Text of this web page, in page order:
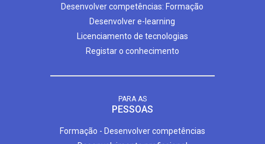
Desenvolver competências: Formação
Desenvolver e-learning
Licenciamento de tecnologias
Registar o conhecimento
PARA AS
PESSOAS
Formação - Desenvolver competências